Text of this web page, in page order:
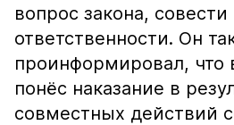
вопрос закона,
ответственности. Он
проинформировал, что
понёс наказание в
совместных действий